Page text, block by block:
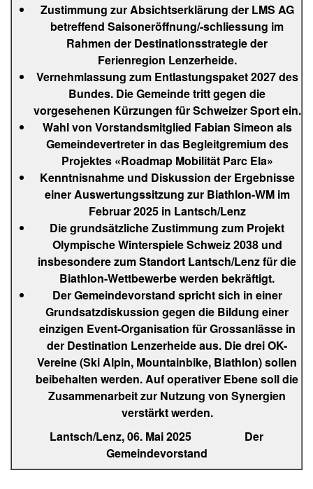
Zustimmung zur Absichtserklärung der LMS AG
betreffend Saisoneröffnung/-schliessung im
Rahmen der Destinationsstrategie der
Ferienregion Lenzerheide.
Vernehmlassung zum Entlastungspaket 2027 des
Bundes. Die Gemeinde tritt gegen die
vorgesehenen Kürzungen für Schweizer Sport ein.
Wahl von Vorstandsmitglied Fabian Simeon als
Gemeindevertreter in das Begleitgremium des
Projektes «Roadmap Mobilität Parc Ela»
Kenntnisnahme und Diskussion der Ergebnisse
einer Auswertungssitzung zur Biathlon-WM im
Februar 2025 in Lantsch/Lenz
Die grundsätzliche Zustimmung zum Projekt
Olympische Winterspiele Schweiz 2038 und
insbesondere zum Standort Lantsch/Lenz für die
Biathlon-Wettbewerbe werden bekräftigt.
Der Gemeindevorstand spricht sich in einer
Grundsatzdiskussion gegen die Bildung einer
einzigen Event-Organisation für Grossanlässe in
der Destination Lenzerheide aus. Die drei OK-
Vereine (Ski Alpin, Mountainbike, Biathlon) sollen
beibehalten werden. Auf operativer Ebene soll die
Zusammenarbeit zur Nutzung von Synergien
verstärkt werden.
Lantsch/Lenz, 06. Mai 2025 Der
Gemeindevorstand